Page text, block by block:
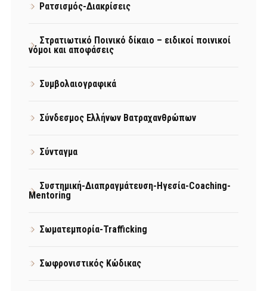
Ρατσισμός-Διακρίσεις
Στρατιωτικό Ποινικό δίκαιο – ειδικοί ποινικοί
νόμοι και αποφάσεις
Συμβολαιογραφικά
Σύνδεσμος Ελλήνων Βατραχανθρώπων
Σύνταγμα
Συστημική-Διαπραγμάτευση-Ηγεσία-Coaching-
Mentoring
Σωματεμπορία-Trafficking
Σωφρονιστικός Κώδικας